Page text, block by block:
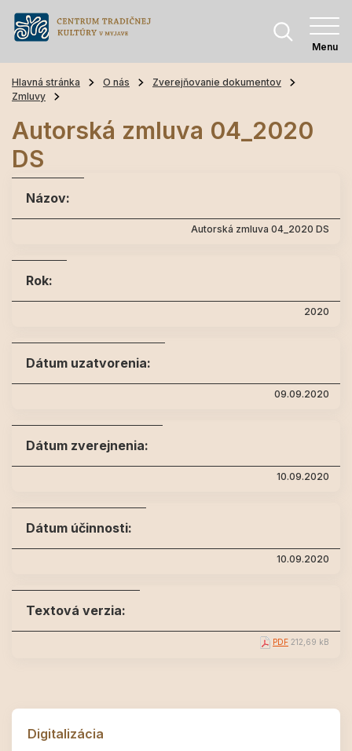
Menu
Hlavná stránka O nás
Zverejňovanie dokumentov
Zmluvy
Autorská zmluva 04_2020
DS
Názov:
Autorská zmluva 04_2020 DS
Rok:
2020
Dátum uzatvorenia:
09.09.2020
Dátum zverejnenia:
10.09.2020
Dátum účinnosti:
10.09.2020
Textová verzia:
PDF 212,69 kB
Digitalizácia